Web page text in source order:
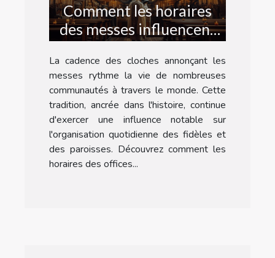
Comment les horaires
des messes influencent
la vie quotidienne
La cadence des cloches annonçant les
messes rythme la vie de nombreuses
communautés à travers le monde. Cette
tradition, ancrée dans l'histoire, continue
d'exercer une influence notable sur
l'organisation quotidienne des fidèles et
des paroisses. Découvrez comment les
horaires des offices...